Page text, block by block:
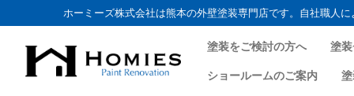
ホーミーズ株式会社は熊本の外壁塗装専門店です。自社職人
塗装をご検討の方へ 塗
ショールームのご案内